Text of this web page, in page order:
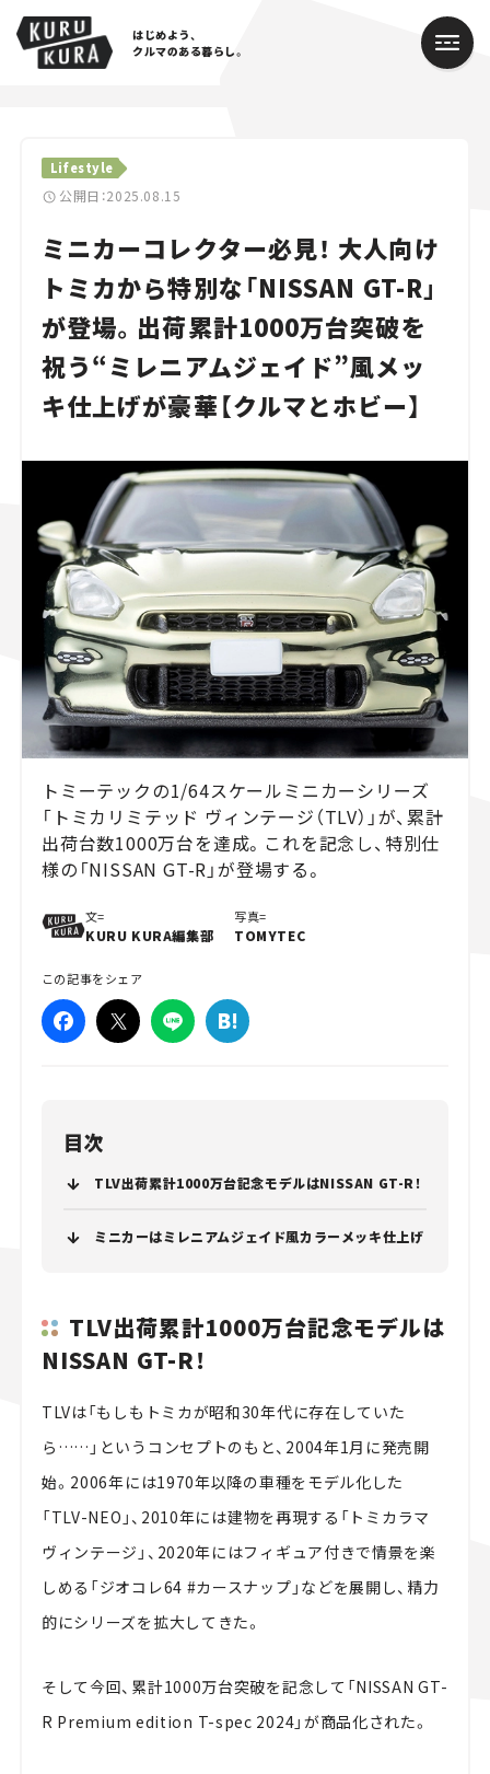
はじめよう、
クルマのある暮らし。
Lifestyle
公開日：2025.08.15
ミニカーコレクター必見！ 大人向け
トミカから特別な「NISSAN GT-R」
が登場。出荷累計1000万台突破を
祝う“ミレニアムジェイド”風メッ
キ仕上げが豪華【クルマとホビー】
トミーテックの1/64スケールミニカーシリーズ
「トミカリミテッド ヴィンテージ（TLV）」が、累計
出荷台数1000万台を達成。これを記念し、特別仕
様の「NISSAN GT-R」が登場する。
文=
KURU KURA編集部
写真=
TOMYTEC
この記事をシェア
目次
TLV出荷累計1000万台記念モデルはNISSAN GT-R！
ミニカーはミレニアムジェイド風カラーメッキ仕上げ
TLV出荷累計1000万台記念モデルは
NISSAN GT-R！
TLVは「もしもトミカが昭和30年代に存在していた
ら……」というコンセプトのもと、2004年1月に発売開
始。2006年には1970年以降の車種をモデル化した
「TLV-NEO」、2010年には建物を再現する「トミカラマ
ヴィンテージ」、2020年にはフィギュア付きで情景を楽
しめる「ジオコレ64 #カースナップ」などを展開し、精力
的にシリーズを拡大してきた。
そして今回、累計1000万台突破を記念して「NISSAN GT-
R Premium edition T-spec 2024」が商品化された。
Cars
Lifestyle
Traffic
Special
Series
人気のハッシュタグ
スズキ ジムニー｜Suzuki Jimny
スズキ｜Suzuki
マツダ｜Mazda
マツダ ロードスター｜Mazda Roadster